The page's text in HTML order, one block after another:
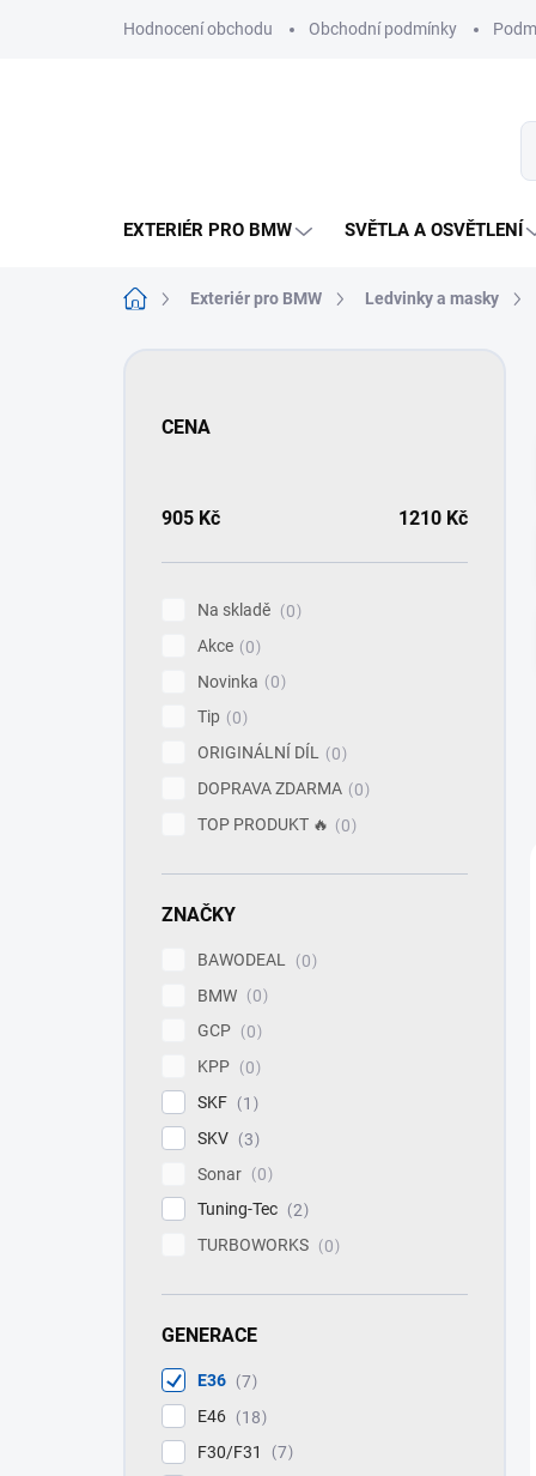
Hodnocení obchodu Obchodní podmínky
EXTERIÉR PRO BMW SVĚTLA A OSVĚTLENÍ
Domů Exteriér pro BMW Ledvinky a masky
CENA
905 Kč 1210 Kč
Na skladě
0
Akce
0
Novinka
0
Tip
0
ORIGINÁLNÍ DÍL
0
DOPRAVA ZDARMA
0
TOP PRODUKT 🔥
0
ZNAČKY
BAWODEAL
0
BMW
0
GCP
0
KPP
0
SKF
1
SKV
3
Sonar
0
Tuning-Tec
2
TURBOWORKS
0
GENERACE
E36
7
E46
18
F30/F31
7